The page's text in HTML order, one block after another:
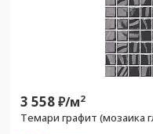
3 558₽/м2
Темари графит (мозаика